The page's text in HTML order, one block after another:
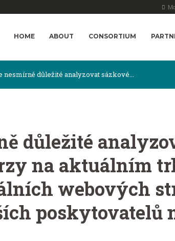
HOME ABOUT CONSORTIUM
nesmírně důležité analyzovat sázkové...
důležité
na aktuálním
webových
poskytovatelů